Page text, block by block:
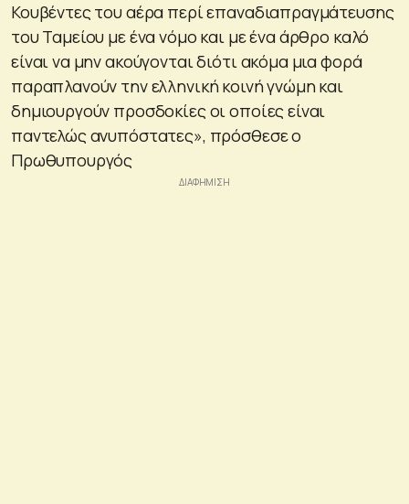
Κουβέντες του αέρα περί επαναδιαπραγμάτευσης
του Ταμείου με ένα νόμο και με ένα άρθρο καλό
είναι να μην ακούγονται διότι ακόμα μια φορά
παραπλανούν την ελληνική κοινή γνώμη και
δημιουργούν προσδοκίες οι οποίες είναι
παντελώς ανυπόστατες», πρόσθεσε ο
Πρωθυπουργός